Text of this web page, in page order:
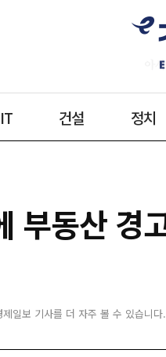
IT 건설 정치
부동산
일보 기사를 더 자주 볼 수 있습니다.